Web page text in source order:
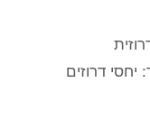
יחסי דרוזים